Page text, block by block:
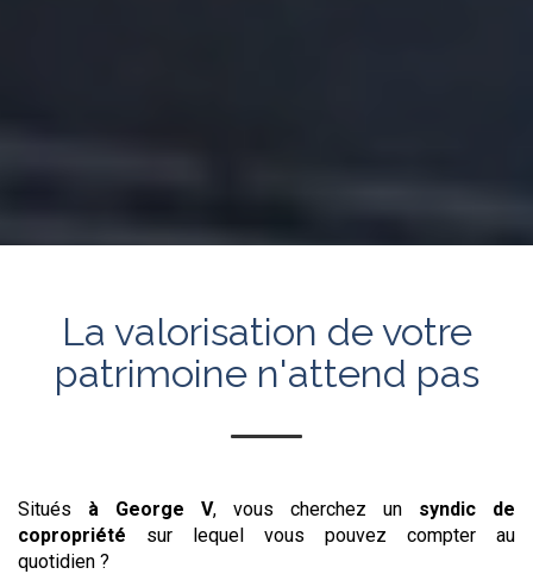
La valorisation de votre
patrimoine n'attend pas
Situés à George V, vous cherchez un syndic de
copropriété sur lequel vous pouvez compter au
quotidien ?